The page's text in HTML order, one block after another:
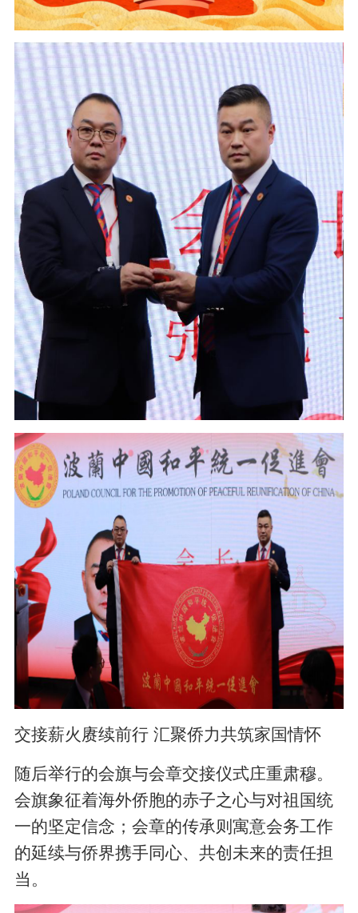
交接薪火赓续前行 汇聚侨力共筑家国情怀
随后举行的会旗与会章交接仪式庄重肃穆。
会旗象征着海外侨胞的赤子之心与对祖国统
一的坚定信念；会章的传承则寓意会务工作
的延续与侨界携手同心、共创未来的责任担
当。